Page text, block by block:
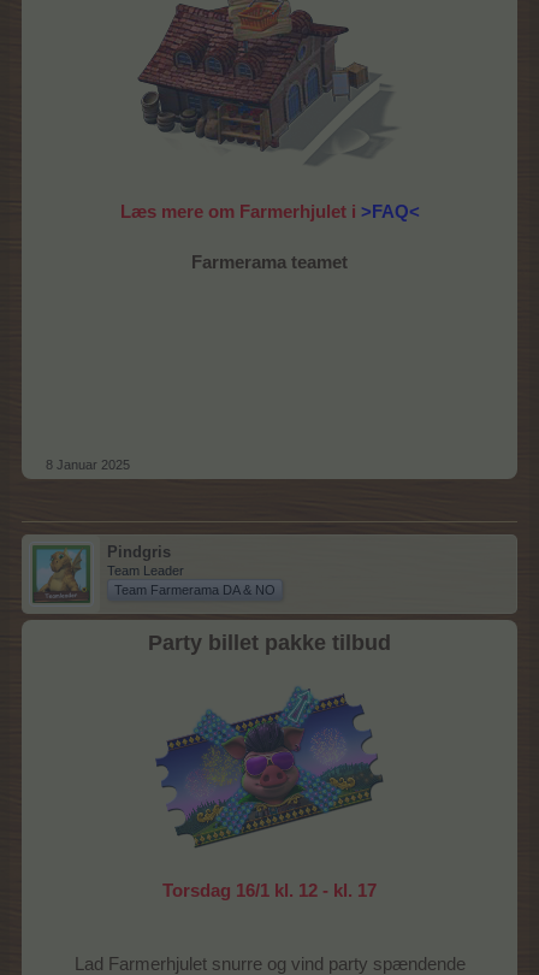
Læs mere om Farmerhjulet i >FAQ<
Farmerama teamet
8 Januar 2025
Pindgris
Team Leader
Team Farmerama DA & NO
Party billet pakke tilbud
Torsdag 16/1 kl. 12 - kl. 17
Lad Farmerhjulet snurre og vind party spændende